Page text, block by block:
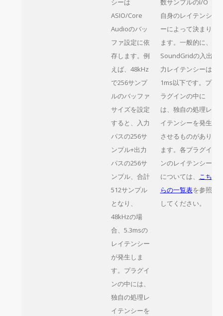
シーは
ASIO/Core
Audioのバッ
ファ設定に依
存します。例
えば、48kHz
で256サンプ
ルのバッファ
サイズを設定
すると、入力
パスの256サ
ンプル+出力
パスの256サ
ンプル、合計
512サンプル
となり、
48kHzの場
合、5.3msの
レイテンシー
が発生しま
す。プラグイ
ンの中には、
独自の処理レ
イテンシーを
数サンプルのI/O
自身のレイテンシ
ーによって決まり
ます。一般的に、
SoundGridの入出
力レイテンシーは
1ms以下です。プ
ラグインの中に
は、独自の処理レ
イテンシーを発生
させるものがあり
ます。各プラグイ
ンのレイテンシー
については、 こち
らの一覧表を参照
してください。